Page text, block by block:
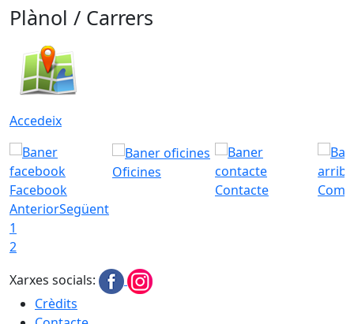
Plànol / Carrers
Accedeix
Facebook
Oficines
Contacte
Com
AnteriorSegüent
1
2
Xarxes socials:
Crèdits